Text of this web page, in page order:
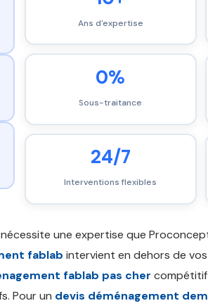
Ans d'expertise
0%
Sous-traitance
24/7
Interventions flexibles
nécessite une expertise que
fablab intervient en dehors de
fablab pas cher compétitif
Pour un devis déménagement